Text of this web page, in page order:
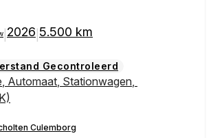
Services|Premium Audio by Ha
Voorverwarming| Adaptiev
2026 5.500 km
Gecontroleerd
, Automaat, Stationwagen,
Culemborg